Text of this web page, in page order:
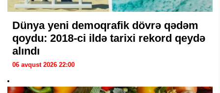
Dünya yeni demoqrafik dövrə qədəm
qoydu: 2018-ci ildə tarixi rekord qeydə
alındı
06 avqust 2026 22:00